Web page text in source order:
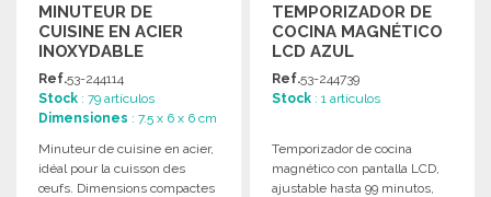
MINUTEUR DE
CUISINE EN ACIER
INOXYDABLE
Ref.53-244114
Stock : 79 artículos
Dimensiones : 7.5 x 6 x 6 cm
Minuteur de cuisine en acier,
idéal pour la cuisson des
œufs. Dimensions compactes
TEMPORIZADOR DE
COCINA MAGNÉTICO
LCD AZUL
Ref.53-244739
Stock : 1 artículos
Temporizador de cocina
magnético con pantalla LCD,
ajustable hasta 99 minutos,